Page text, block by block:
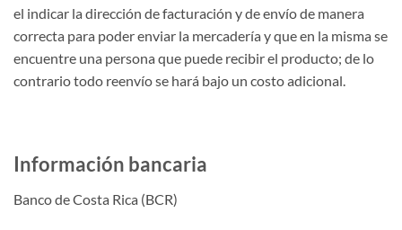
el indicar la dirección de facturación y de envío de manera
correcta para poder enviar la mercadería y que en la misma se
encuentre una persona que puede recibir el producto; de lo
contrario todo reenvío se hará bajo un costo adicional.
Información bancaria
Banco de Costa Rica (BCR)